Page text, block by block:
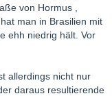
von Hormus ,
man in Brasilien mit
ehh niedrig hält. Vor
allerdings nicht nur
daraus resultierende